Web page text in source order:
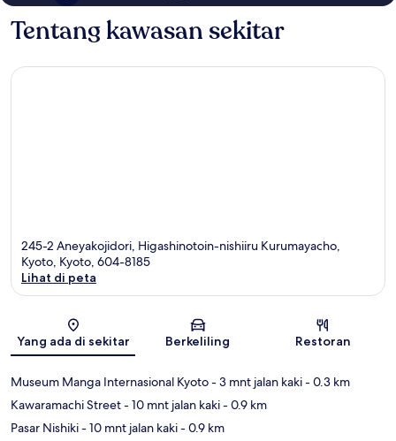
Tentang kawasan sekitar
245-2 Aneyakojidori, Higashinotoin-nishiiru Kurumayacho,
Kyoto, Kyoto, 604-8185
Lihat di peta
Yang ada di sekitar Berkeliling Restoran
Museum Manga Internasional Kyoto- 3 mnt jalan kaki- 0.3 km
Kawaramachi Street- 10 mnt jalan kaki- 0.9 km
Pasar Nishiki- 10 mnt jalan kaki- 0.9 km